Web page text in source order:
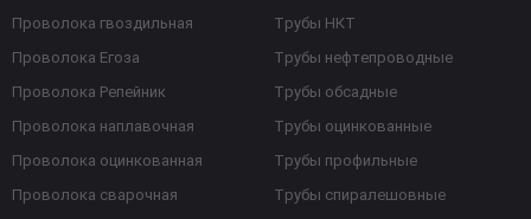
Проволока гвоздильная
Проволока Егоза
Проволока Репейник
Проволока наплавочная
Проволока оцинкованная
Проволока сварочная
Трубы НКТ
Трубы нефтепроводные
Трубы обсадные
Трубы оцинкованные
Трубы профильные
Трубы спиралешовные